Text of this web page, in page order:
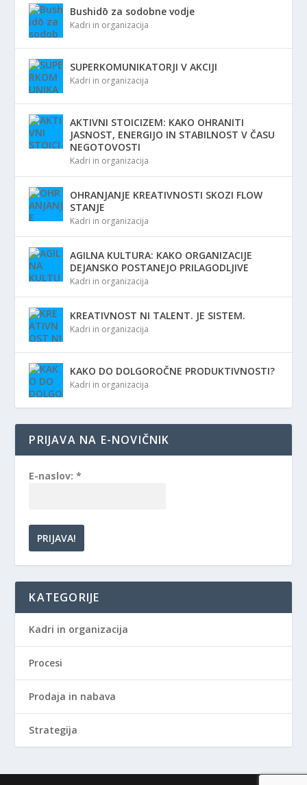
Bushidō za sodobne vodje
Kadri in organizacija
SUPERKOMUNIKATORJI V AKCIJI
Kadri in organizacija
AKTIVNI STOICIZEM: KAKO OHRANITI
JASNOST, ENERGIJO IN STABILNOST V ČASU
NEGOTOVOSTI
Kadri in organizacija
OHRANJANJE KREATIVNOSTI SKOZI FLOW
STANJE
Kadri in organizacija
AGILNA KULTURA: KAKO ORGANIZACIJE
DEJANSKO POSTANEJO PRILAGODLJIVE
Kadri in organizacija
KREATIVNOST NI TALENT. JE SISTEM.
Kadri in organizacija
KAKO DO DOLGOROČNE PRODUKTIVNOSTI?
Kadri in organizacija
PRIJAVA NA E-NOVIČNIK
E-naslov:*
KATEGORIJE
Kadri in organizacija
Procesi
Prodaja in nabava
Strategija